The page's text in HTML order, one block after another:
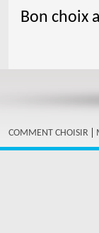
Bon choix
COMMENT CHOISIR |